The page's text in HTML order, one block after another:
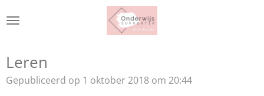
direct
hoofdinhoud
Leren
Gepubliceerd op 1 oktober 2018 om 20:44